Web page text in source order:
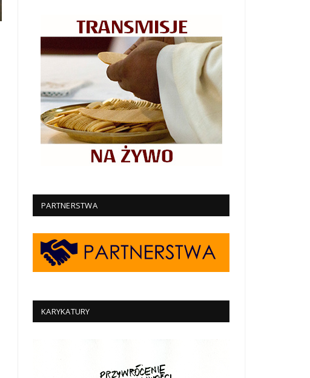
PARTNERSTWA
KARYKATURY